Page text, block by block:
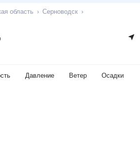
область
Серноводск
Давление Ветер Осадки